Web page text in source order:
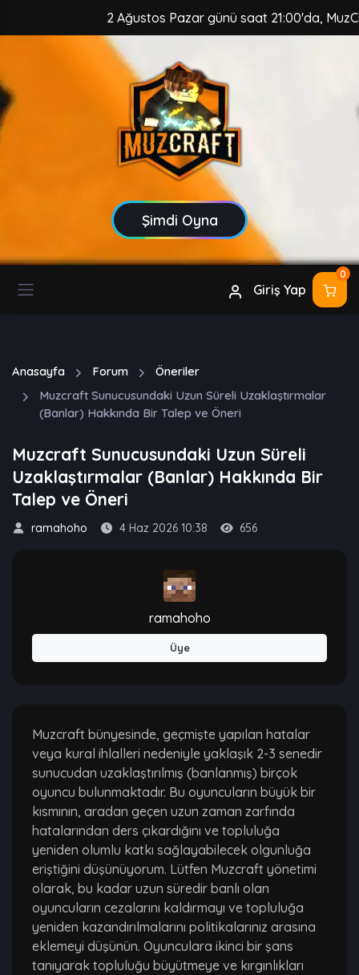
2 Ağustos Pazar günü saat 21:00'da,
Şimdi Oyna
Giriş Yap
0
Anasayfa Forum
Öneriler
Muzcraft Sunucusundaki Uzun Süreli Uzaklaştırmalar
(Banlar) Hakkında Bir Talep ve Öneri
Muzcraft Sunucusundaki Uzun Süreli
Uzaklaştırmalar (Banlar) Hakkında Bir
Talep ve Öneri
ramahoho 4 Haz 2026 10:38 656
ramahoho
Üye
​Muzcraft bünyesinde, geçmişte yapılan hatalar
veya kural ihlalleri nedeniyle yaklaşık 2-3 senedir
sunucudan uzaklaştırılmış (banlanmış) birçok
oyuncu bulunmaktadır. Bu oyuncuların büyük bir
kısmının, aradan geçen uzun zaman zarfında
hatalarından ders çıkardığını ve topluluğa
yeniden olumlu katkı sağlayabilecek olgunluğa
eriştiğini düşünüyorum. ​Lütfen Muzcraft yönetimi
olarak, bu kadar uzun süredir banlı olan
oyuncuların cezalarını kaldırmayı ve topluluğa
yeniden kazandırılmalarını politikalarınız arasına
eklemeyi düşünün. Oyunculara ikinci bir şans
tanıyarak topluluğu büyütmeye ve kırgınlıkları